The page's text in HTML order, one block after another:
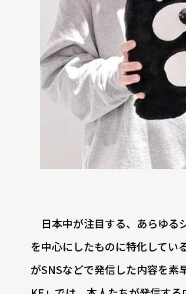
日本中が注目する、あらゆる
を中心にしたものに特化してい
がSNSなどで発信した内容を素